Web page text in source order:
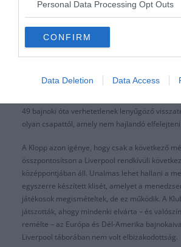
Personal Data Processing Opt Outs
CONFIRM
Data Deletion Data Access
koronákhoz. És egy ilyen nagyságú
bajnoki címre, és ez a kimerítő várakozás a
csúszás fájdalmas emlékeivel kombinálva a
a körül, amit 2020 tavasz ígér. A Manchester
címüket veszélyben van. Az eddigi 17 forduló
49 bajnoki óta verhetetlenek lenyűgöző
olyan csapattól, amely nem hajlandó
A Klopp azon igénye, hogy csak a következő
összpontosítson a Liverpool rendkívüli
középpontjában áll. Unalmas lehet hallani a
egyszerre készített klisét, amelyet a
játékosok megismételtek, de ez működik. A
játszották, ahogy mindenki elvárta – és
remélte – az Európa és Dél-Amerika
Liverpool táborában nem volt elbizakodottság.